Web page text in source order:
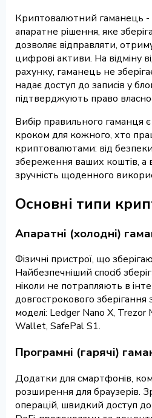
Криптовалютний гаманець -
апаратне рішення, яке
дозволяє відправляти,
цифрові активи. На відміну
рахунку, гаманець не
надає доступ до записів у
підтверджують право
Вибір правильного гаманця
кроком для кожного, хто
криптовалютами: від
збереження ваших коштів, а
зручність щоденного
Основні типи
Апаратні (холодні)
Фізичні пристрої, що
Найбезпечніший спосіб
ніколи не потрапляють в
довгострокового зберігання
моделі: Ledger Nano X, Trezor
Wallet, SafePal S1.
Програмні (гарячі)
Додатки для смартфонів,
розширення для браузерів.
операцій, швидкий доступ до